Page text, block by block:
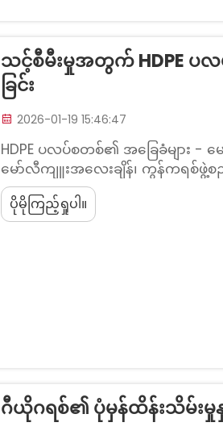
သင့်စီမီးမှုအတွက် HDPE
ခြင်း
2026-01-19 15:46:47
HDPE ပလပ်စတစ်၏ အခြေခံမျာ
မော်လီကျူးအလေးချိန်၊ ကွန်ကရစ်
မှုများသည် မာကျောမှု၊ ခံနိုင်ရည်နှင့်
များသည် ၎င်း၏ ပေါ်လီမာများ၏ ဖွဲ့စ
ပိုမိုကြည့်ရှုပါ။
ဂီယိုဂရစ်၏ ပုံမှန်ထိန်းသိမ်းမှု